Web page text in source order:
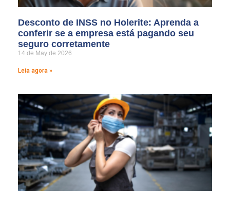
Desconto de INSS no Holerite: Aprenda a
conferir se a empresa está pagando seu
seguro corretamente
14 de May de 2026
Leia agora »